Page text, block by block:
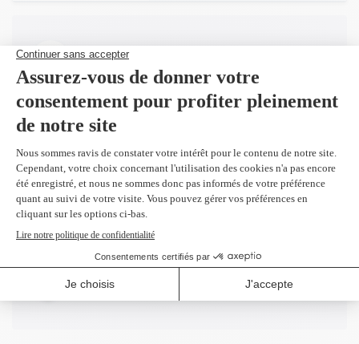
Toutes nos cartouches réusinées sont
garanties.
Livraison gratuite sur tout achat de
100$ CAD et plus avant taxes.
Profitez d'un rabais à l'achat de 2
produits identiques et plus.